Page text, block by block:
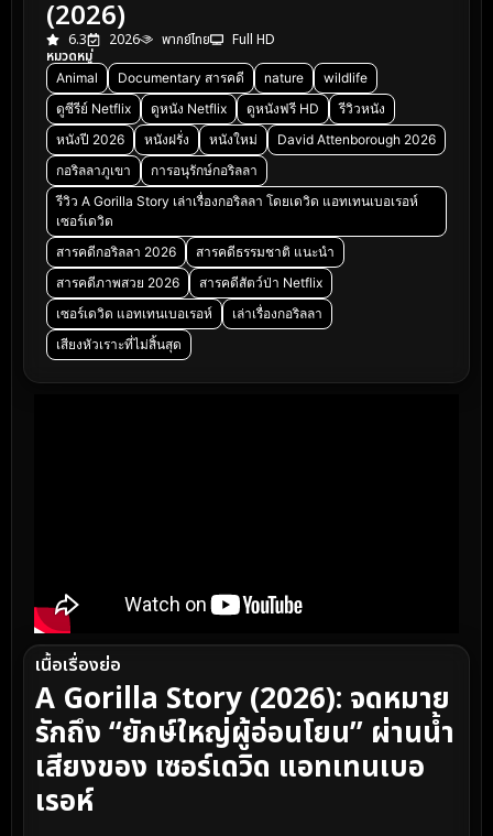
(2026)
6.3 2026 พากย์ไทย
Full HD
หมวดหมู่
Animal Documentary สารคดี nature
wildlife
ดูซีรีย์ Netflix
ดูหนัง Netflix ดูหนังฟรี HD
รีวิวหนัง
หนังปี 2026
หนังฝรั่ง หนังใหม่
David Attenborough 2026
กอริลลาภูเขา
การอนุรักษ์กอริลลา
รีวิว A Gorilla Story เล่าเรื่องกอริลลา โดยเดวิด แอทเทนเบอเรอห์
เซอร์เดวิด
สารคดีกอริลลา 2026
สารคดีธรรมชาติ แนะนำ
สารคดีภาพสวย 2026
สารคดีสัตว์ป่า Netflix
เซอร์เดวิด แอทเทนเบอเรอห์
เล่าเรื่องกอริลลา
เสียงหัวเราะที่ไม่สิ้นสุด
เนื้อเรื่องย่อ
A Gorilla Story (2026): จดหมาย
รักถึง “ยักษ์ใหญ่ผู้อ่อนโยน” ผ่านน้ำ
เสียงของ เซอร์เดวิด แอทเทนเบอ
เรอห์